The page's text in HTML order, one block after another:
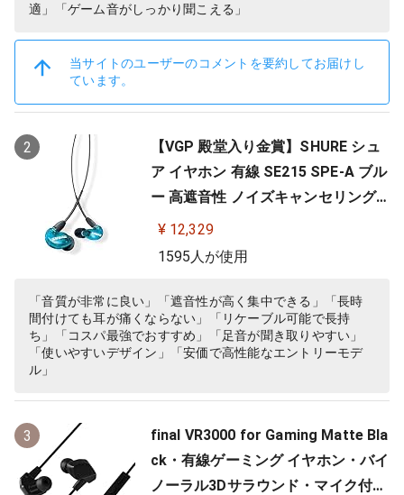
適」「ゲーム音がしっかり聞こえる」
当サイトのユーザーのコメントを要約してお届けし
ています。
2
【VGP 殿堂入り金賞】SHURE シュ
ア イヤホン 有線 SE215 SPE-A ブル
ー 高遮音性 ノイズキャンセリング
ゲーム ゲーミング スペシャルエデ
ィション カナル型 ワイヤレス変換
様 低音強化 配信 音楽 オーディオリ
スニング レコーディング 録音…
¥ 12,329
1595人が使用
「音質が非常に良い」「遮音性が高く集中できる」「長時
間付けても耳が痛くならない」「リケーブル可能で長持
ち」「コスパ最強でおすすめ」「足音が聞き取りやすい」
「使いやすいデザイン」「安価で高性能なエントリーモデ
ル」
3
final VR3000 for Gaming Matte Bla
ck・有線ゲーミング イヤホン・バイ
ノーラル3Dサラウンド・マイク付き